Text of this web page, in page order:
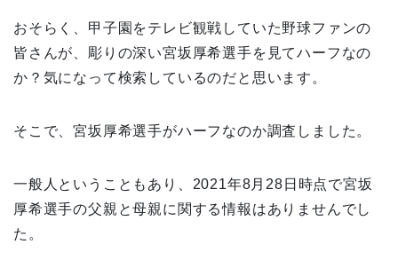
おそらく、甲子園をテレビ観戦していた野球ファンの
皆さんが、彫りの深い宮坂厚希選手を見てハーフなの
か？気になって検索しているのだと思います。
そこで、宮坂厚希選手がハーフなのか調査しました。
一般人ということもあり、2021年8月28日時点で宮坂
厚希選手の父親と母親に関する情報はありませんでし
た。